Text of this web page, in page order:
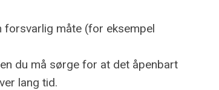
forsvarlig måte (for eksempel
du må sørge for at det åpenbart
lang tid.